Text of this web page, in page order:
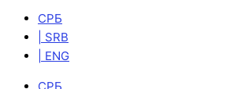
СРБ
| SRB
| ENG